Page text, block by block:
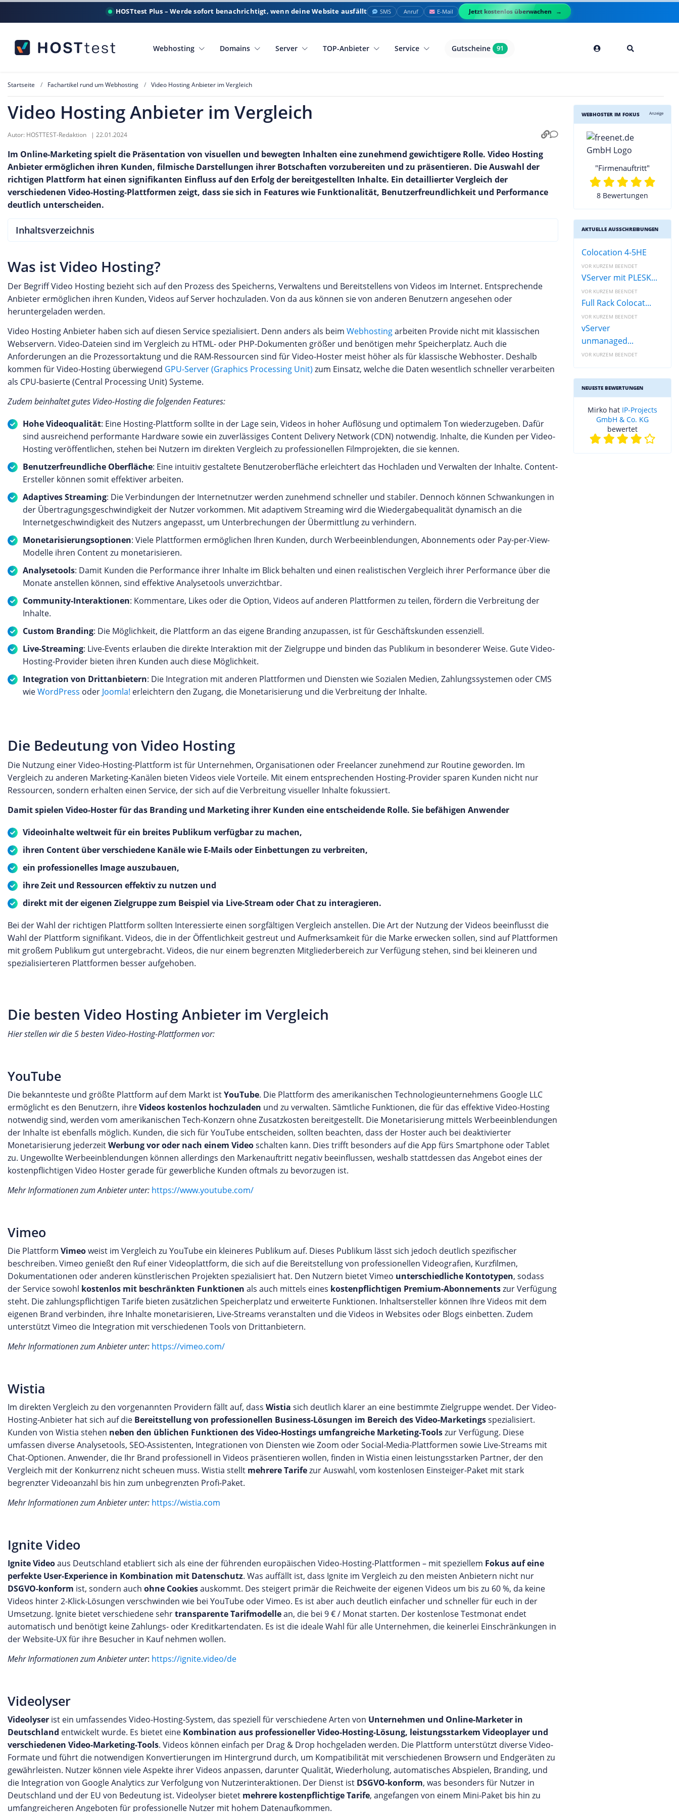
HOSTtest Plus – Werde sofort benachrichtigt, wenn deine Website ausfällt SMS Anruf E-Mail Jetzt kostenlos überwachen
Webhosting Domains Server TOP-Anbieter Service Gutscheine 91
Startseite Fachartikel rund um Webhosting Video Hosting Anbieter im Vergleich
Video Hosting Anbieter im Vergleich
Autor: HOSTTEST-Redaktion | 22.01.2024
Im Online-Marketing spielt die Präsentation von visuellen und bewegten Inhalten eine zunehmend gewichtigere Rolle. Video Hosting
Anbieter ermöglichen ihren Kunden, filmische Darstellungen ihrer Botschaften vorzubereiten und zu präsentieren. Die Auswahl der
richtigen Plattform hat einen signifikanten Einfluss auf den Erfolg der bereitgestellten Inhalte. Ein detaillierter Vergleich der
verschiedenen Video-Hosting-Plattformen zeigt, dass sie sich in Features wie Funktionalität, Benutzerfreundlichkeit und Performance
deutlich unterscheiden.
Inhaltsverzeichnis
Was ist Video Hosting?
Der Begriff Video Hosting bezieht sich auf den Prozess des Speicherns, Verwaltens und Bereitstellens von Videos im Internet. Entsprechende
Anbieter ermöglichen ihren Kunden, Videos auf Server hochzuladen. Von da aus können sie von anderen Benutzern angesehen oder
heruntergeladen werden.
Video Hosting Anbieter haben sich auf diesen Service spezialisiert. Denn anders als beim Webhostingarbeiten Provide nicht mit klassischen
Webservern. Video-Dateien sind im Vergleich zu HTML- oder PHP-Dokumenten größer und benötigen mehr Speicherplatz. Auch die
Anforderungen an die Prozessortaktung und die RAM-Ressourcen sind für Video-Hoster meist höher als für klassische Webhoster. Deshalb
kommen für Video-Hosting überwiegend GPU-Server (Graphics Processing Unit) zum Einsatz, welche die Daten wesentlich schneller verarbeiten
als CPU-basierte (Central Processing Unit) Systeme.
Zudem beinhaltet gutes Video-Hosting die folgenden Features:
Hohe Videoqualität: Eine Hosting-Plattform sollte in der Lage sein, Videos in hoher Auflösung und optimalem Ton wiederzugeben. Dafür
sind ausreichend performante Hardware sowie ein zuverlässiges Content Delivery Network (CDN) notwendig. Inhalte, die Kunden per Video-
Hosting veröffentlichen, stehen bei Nutzern im direkten Vergleich zu professionellen Filmprojekten, die sie kennen.
Benutzerfreundliche Oberfläche: Eine intuitiv gestaltete Benutzeroberfläche erleichtert das Hochladen und Verwalten der Inhalte. Content-
Ersteller können somit effektiver arbeiten.
Adaptives Streaming: Die Verbindungen der Internetnutzer werden zunehmend schneller und stabiler. Dennoch können Schwankungen in
der Übertragungsgeschwindigkeit der Nutzer vorkommen. Mit adaptivem Streaming wird die Wiedergabequalität dynamisch an die
Internetgeschwindigkeit des Nutzers angepasst, um Unterbrechungen der Übermittlung zu verhindern.
Monetarisierungsoptionen: Viele Plattformen ermöglichen Ihren Kunden, durch Werbeeinblendungen, Abonnements oder Pay-per-View-
Modelle ihren Content zu monetarisieren.
Analysetools: Damit Kunden die Performance ihrer Inhalte im Blick behalten und einen realistischen Vergleich ihrer Performance über die
Monate anstellen können, sind effektive Analysetools unverzichtbar.
Community-Interaktionen: Kommentare, Likes oder die Option, Videos auf anderen Plattformen zu teilen, fördern die Verbreitung der
Inhalte.
Custom Branding: Die Möglichkeit, die Plattform an das eigene Branding anzupassen, ist für Geschäftskunden essenziell.
Live-Streaming: Live-Events erlauben die direkte Interaktion mit der Zielgruppe und binden das Publikum in besonderer Weise. Gute Video-
Hosting-Provider bieten ihren Kunden auch diese Möglichkeit.
Integration von Drittanbietern: Die Integration mit anderen Plattformen und Diensten wie Sozialen Medien, Zahlungssystemen oder CMS
wieWordPress oder Joomla! erleichtern den Zugang, die Monetarisierung und die Verbreitung der Inhalte.
Die Bedeutung von Video Hosting
Die Nutzung einer Video-Hosting-Plattform ist für Unternehmen, Organisationen oder Freelancer zunehmend zur Routine geworden. Im
Vergleich zu anderen Marketing-Kanälen bieten Videos viele Vorteile. Mit einem entsprechenden Hosting-Provider sparen Kunden nicht nur
Ressourcen, sondern erhalten einen Service, der sich auf die Verbreitung visueller Inhalte fokussiert.
Damit spielen Video-Hoster für das Branding und Marketing ihrer Kunden eine entscheidende Rolle. Sie befähigen Anwender
Videoinhalte weltweit für ein breites Publikum verfügbar zu machen,
ihren Content über verschiedene Kanäle wie E-Mails oder Einbettungen zu verbreiten,
ein professionelles Image auszubauen,
ihre Zeit und Ressourcen effektiv zu nutzen und
direkt mit der eigenen Zielgruppe zum Beispiel via Live-Stream oder Chat zu interagieren.
Bei der Wahl der richtigen Plattform sollten Interessierte einen sorgfältigen Vergleich anstellen. Die Art der Nutzung der Videos beeinflusst die
Wahl der Plattform signifikant. Videos, die in der Öffentlichkeit gestreut und Aufmerksamkeit für die Marke erwecken sollen, sind auf Plattformen
mit großem Publikum gut untergebracht. Videos, die nur einem begrenzten Mitgliederbereich zur Verfügung stehen, sind bei kleineren und
spezialisierteren Plattformen besser aufgehoben.
Die besten Video Hosting Anbieter im Vergleich
Hier stellen wir die 5 besten Video-Hosting-Plattformen vor:
YouTube
Die bekannteste und größte Plattform auf dem Markt istYouTube. Die Plattform des amerikanischen Technologieunternehmens Google LLC
ermöglicht es den Benutzern, ihreVideos kostenlos hochzuladen und zu verwalten. Sämtliche Funktionen, die für das effektive Video-Hosting
notwendig sind, werden vom amerikanischen Tech-Konzern ohne Zusatzkosten bereitgestellt. Die Monetarisierung mittels Werbeeinblendungen
der Inhalte ist ebenfalls möglich. Kunden, die sich für YouTube entscheiden, sollten beachten, dass der Hoster auch bei deaktivierter
Monetarisierung jederzeitWerbung vor oder nach einem Videoschalten kann. Dies trifft besonders auf die App fürs Smartphone oder Tablet
zu. Ungewollte Werbeeinblendungen können allerdings den Markenauftritt negativ beeinflussen, weshalb stattdessen das Angebot eines der
kostenpflichtigen Video Hoster gerade für gewerbliche Kunden oftmals zu bevorzugen ist.
Mehr Informationen zum Anbieter unter: https://www.youtube.com/
Vimeo
Die Plattform Vimeoweist im Vergleich zu YouTube ein kleineres Publikum auf. Dieses Publikum lässt sich jedoch deutlich spezifischer
beschreiben. Vimeo genießt den Ruf einer Videoplattform, die sich auf die Bereitstellung von professionellen Videografien, Kurzfilmen,
Dokumentationen oder anderen künstlerischen Projekten spezialisiert hat. Den Nutzern bietet Vimeo unterschiedliche Kontotypen, sodass
der Service sowohl kostenlos mit beschränkten Funktionen als auch mittels eines kostenpflichtigen Premium-Abonnementszur Verfügung
steht. Die zahlungspflichtigen Tarife bieten zusätzlichen Speicherplatz und erweiterte Funktionen. Inhaltsersteller können Ihre Videos mit dem
eigenen Brand verbinden, ihre Inhalte monetarisieren, Live-Streams veranstalten und die Videos in Websites oder Blogs einbetten. Zudem
unterstützt Vimeo die Integration mit verschiedenen Tools von Drittanbietern.
Mehr Informationen zum Anbieter unter: https://vimeo.com/
Wistia
Im direkten Vergleich zu den vorgenannten Providern fällt auf, dass Wistia sich deutlich klarer an eine bestimmte Zielgruppe wendet. Der Video-
Hosting-Anbieter hat sich auf die Bereitstellung von professionellen Business-Lösungen im Bereich des Video-Marketingsspezialisiert.
Kunden von Wistia stehen neben den üblichen Funktionen des Video-Hostings umfangreiche Marketing-Toolszur Verfügung. Diese
umfassen diverse Analysetools, SEO-Assistenten, Integrationen von Diensten wie Zoom oder Social-Media-Plattformen sowie Live-Streams mit
Chat-Optionen. Anwender, die Ihr Brand professionell in Videos präsentieren wollen, finden in Wistia einen leistungsstarken Partner, der den
Vergleich mit der Konkurrenz nicht scheuen muss. Wistia stellt mehrere Tarifezur Auswahl, vom kostenlosen Einsteiger-Paket mit stark
begrenzter Videoanzahl bis hin zum unbegrenzten Profi-Paket.
Mehr Informationen zum Anbieter unter: https://wistia.com
Ignite Video
Ignite Videoaus Deutschland etabliert sich als eine der führenden europäischen Video-Hosting-Plattformen – mit speziellem Fokus auf eine
perfekte User-Experience in Kombination mit Datenschutz. Was auffällt ist, dass Ignite im Vergleich zu den meisten Anbietern nicht nur
DSGVO-konform ist, sondern auch ohne Cookiesauskommt. Des steigert primär die Reichweite der eigenen Videos um bis zu 60 %, da keine
Videos hinter 2-Klick-Lösungen verschwinden wie bei YouTube oder Vimeo. Es ist aber auch deutlich einfacher und schneller für euch in der
Umsetzung. Ignite bietet verschiedene sehrtransparente Tarifmodellean, die bei 9 € / Monat starten. Der kostenlose Testmonat endet
automatisch und benötigt keine Zahlungs- oder Kreditkartendaten. Es ist die ideale Wahl für alle Unternehmen, die keinerlei Einschränkungen in
der Website-UX für ihre Besucher in Kauf nehmen wollen.
Mehr Informationen zum Anbieter unter: https://ignite.video/de
Videolyser
Videolyser ist ein umfassendes Video-Hosting-System, das speziell für verschiedene Arten von Unternehmen und Online-Marketer in
Deutschland entwickelt wurde. Es bietet eine Kombination aus professioneller Video-Hosting-Lösung, leistungsstarkem Videoplayer und
verschiedenen Video-Marketing-Tools. Videos können einfach per Drag & Drop hochgeladen werden. Die Plattform unterstützt diverse Video-
Formate und führt die notwendigen Konvertierungen im Hintergrund durch, um Kompatibilität mit verschiedenen Browsern und Endgeräten zu
gewährleisten. Nutzer können viele Aspekte ihrer Videos anpassen, darunter Qualität, Wiederholung, automatisches Abspielen, Branding, und
die Integration von Google Analytics zur Verfolgung von Nutzerinteraktionen. Der Dienst ist DSGVO-konform, was besonders für Nutzer in
Deutschland und der EU von Bedeutung ist. Videolyser bietet mehrere kostenpflichtige Tarife, angefangen von einem Mini-Paket bis hin zu
umfangreicheren Angeboten für professionelle Nutzer mit hohem Datenaufkommen.
WEBHOSTER IM FOKUS Anzeige
"Firmenauftritt"
8 Bewertungen
AKTUELLE AUSSCHREIBUNGEN
Colocation 4-5HE
VOR KURZEM BEENDET
VServer mit PLESK...
VOR KURZEM BEENDET
Full Rack Colocat...
VOR KURZEM BEENDET
vServer
unmanaged...
VOR KURZEM BEENDET
NEUESTE BEWERTUNGEN
Mirko hat IP-Projects
GmbH & Co. KG
bewertet